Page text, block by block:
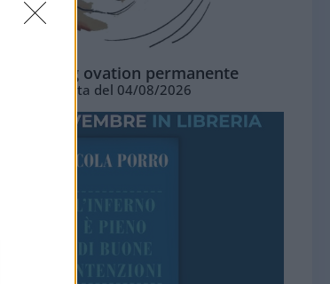
La standing ovation permanente
Vignetta del 04/08/2026